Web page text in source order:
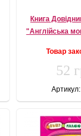
Книга
"Англійська
Товар
52